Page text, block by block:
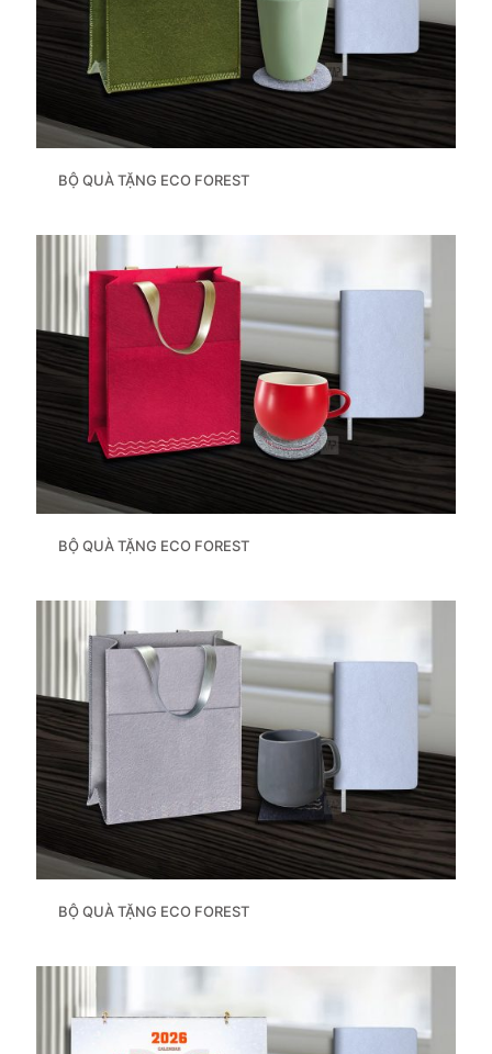
BỘ QUÀ TẶNG ECO FOREST
BỘ QUÀ TẶNG ECO FOREST
BỘ QUÀ TẶNG ECO FOREST